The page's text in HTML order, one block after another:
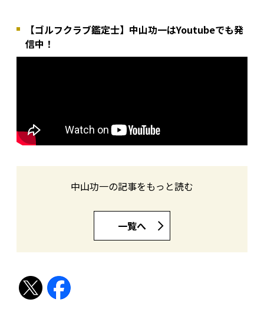
【ゴルフクラブ鑑定士】中山功一はYoutubeでも発
信中！
中山功一の記事をもっと読む
一覧へ